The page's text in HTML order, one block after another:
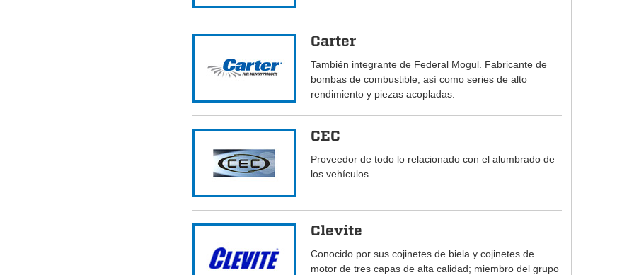
Carter
También integrante de Federal Mogul. Fabricante de
bombas de combustible, así como series de alto
rendimiento y piezas acopladas.
CEC
Proveedor de todo lo relacionado con el alumbrado de
los vehículos.
Clevite
Conocido por sus cojinetes de biela y cojinetes de
motor de tres capas de alta calidad; miembro del grupo